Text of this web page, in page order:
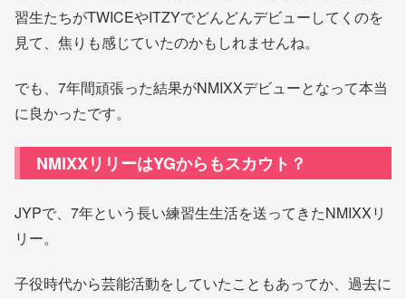
習生たちがTWICEやITZYでどんどんデビューしてくのを
見て、焦りも感じていたのかもしれませんね。
でも、7年間頑張った結果がNMIXXデビューとなって本当
に良かったです。
NMIXXリリーはYGからもスカウト？
JYPで、7年という長い練習生生活を送ってきたNMIXXリ
リー。
子役時代から芸能活動をしていたこともあってか、過去に